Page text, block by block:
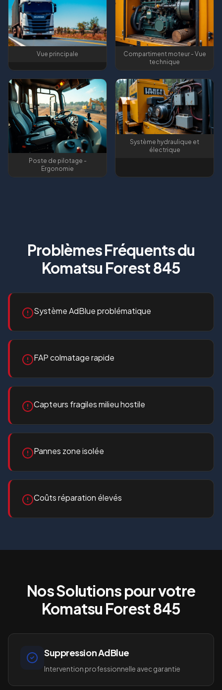
Vue principale
Compartiment moteur - Vue
technique
Poste de pilotage -
Ergonomie
Système hydraulique et
électrique
Problèmes Fréquents du
Komatsu Forest 845
Système AdBlue problématique
FAP colmatage rapide
Capteurs fragiles milieu hostile
Pannes zone isolée
Coûts réparation élevés
Nos Solutions pour votre
Komatsu Forest 845
Suppression AdBlue
Intervention professionnelle avec garantie